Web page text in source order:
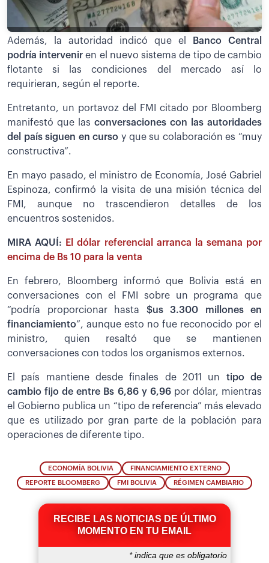
Además, la autoridad indicó que el
Banco Central
podría interveniren el nuevo sistema de tipo de cambio
flotante si las condiciones del mercado así lo
requirieran, según el reporte.
Entretanto, un portavoz del FMI citado por Bloomberg
manifestó que las conversaciones con las autoridades
del país siguen en curso y que su colaboración es “muy
constructiva”.
En mayo pasado, el ministro de Economía, José Gabriel
Espinoza, confirmó la visita de una misión técnica del
FMI, aunque no trascendieron detalles de los
encuentros sostenidos.
MIRA AQUÍ:
El dólar referencial arranca la semana por
encima de Bs 10 para la venta
En febrero, Bloomberg informó que Bolivia está en
conversaciones con el FMI sobre un programa que
“podría proporcionar hasta $us 3.300 millones en
financiamiento”, aunque esto no fue reconocido por el
ministro, quien resaltó que se mantienen
conversaciones con todos los organismos externos.
El país mantiene desde finales de 2011 un tipo de
cambio fijo de entre Bs 6,86 y 6,96por dólar, mientras
el Gobierno publica un “tipo de referencia” más elevado
que es utilizado por gran parte de la población para
operaciones de diferente tipo.
ECONOMÍA BOLIVIA FINANCIAMIENTO EXTERNO
REPORTE BLOOMBERG FMI BOLIVIA RÉGIMEN CAMBIARIO
RECIBE LAS NOTICIAS DE ÚLTIMO
MOMENTO EN TU EMAIL
*indica que es obligatorio